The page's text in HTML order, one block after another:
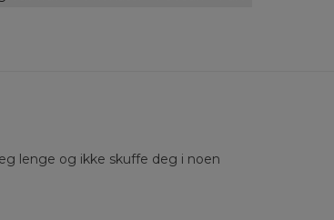
lenge og ikke skuffe deg i noen